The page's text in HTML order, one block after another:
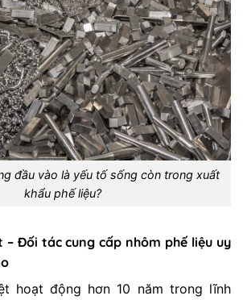
đầu vào là yếu tố sống còn trong xuất
khẩu phế liệu?
– Đối tác cung cấp nhôm phế liệu uy
hoạt động hơn 10 năm trong lĩnh